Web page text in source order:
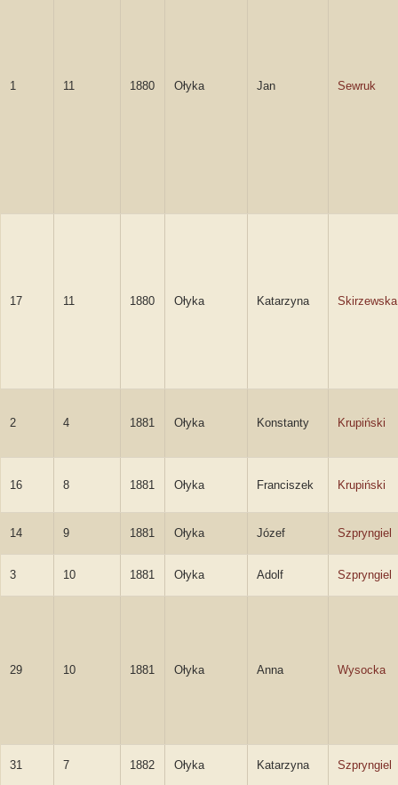
1 11 1880 Ołyka Jan Sewruk
17 11 1880 Ołyka Katarzyna Skirzewska
2 4 1881 Ołyka Konstanty Krupiński
16 8 1881 Ołyka Franciszek Krupiński
14 9 1881 Ołyka Józef Szpryngiel
3 10 1881 Ołyka Adolf Szpryngiel
29 10 1881 Ołyka Anna Wysocka
31 7 1882 Ołyka Katarzyna Szpryngiel